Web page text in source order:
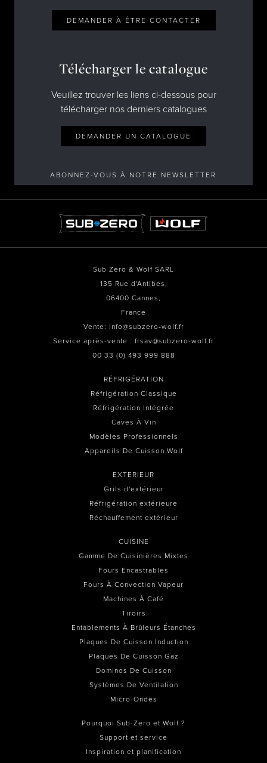
DEMANDER À ÊTRE CONTACTER
Télécharger le catalogue
Veuillez trouver les liens ci-dessous pour
télécharger nos derniers catalogues
DEMANDER UN CATALOGUE
ABONNEZ-VOUS À NOTRE NEWSLETTER
Sub Zero & Wolf SARL
135 Rue d'Antibes,
06400 Cannes,
France
Vente: info@subzero-wolf.fr
Service après-vente : frsav@subzero-wolf.fr
00 33 (0) 493 999 888
RÉFRIGÉRATION
Réfrigération Classique
Réfrigération Intégrée
Caves À Vin
Modèles Professionnels
Appareils De Cuisson Wolf
EXTERIEUR
Grils d'extérieur
Réfrigération extérieure
Réchauffement extérieur
CUISINE
Gamme De Cuisinières Mixtes
Fours Encastrables
Fours À Convection Vapeur
Machines À Café
Tiroirs
Entablements À Brûleurs Étanches
Plaques De Cuisson Induction
Plaques De Cuisson Gaz
Dominos De Cuisson
Systèmes De Ventilation
Micro-Ondes
Pourquoi Sub-Zero et Wolf ?
Support et service
Inspiration et planification